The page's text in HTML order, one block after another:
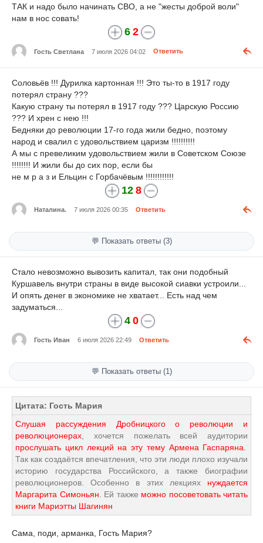
ТАК и надо было начинать СВО, а не "жесты доброй воли"
нам в нос совать!
6 2
Гость Светлана 7 июля 2026 04:02 Ответить
Соловьёв !!! Дурилка картонная !!! Это ты-то в 1917 году
потерял страну ???
Какую страну ты потерял в 1917 году ??? Царскую Россию
??? И хрен с нею !!!
Бедняки до революции 17-го года жили бедно, поэтому
народ и свалил с удовольствием царизм !!!!!!!!!!
А мы с превеликим удовольствием жили в Советском Союзе
!!!!!!!! И жили бы до сих пор, если бы
не м р а з и Ельцин с Горбачёвым !!!!!!!!!!!!
12 8
Наталина. 7 июля 2026 00:35 Ответить
💬 Показать ответы (3)
Стало невозможно вывозить капитал, так они подобный
Куршавель внутри страны в виде высокой сиавки устроили...
И опять денег в экономике не хватает... Есть над чем
задуматься...
4 0
Гость Иван 6 июля 2026 22:49 Ответить
💬 Показать ответы (1)
Цитата: Гость Мария
Слушая рассуждения Дробницкого о революции и
революционерах , хочется пожелать всей аудитории
прослушать цикл лекций на эту тему Армена Гаспаряна.
Так как создаётся впечатления, что эти люди плохо изучали
историю государства Российского, а также биографии
революционеров. Особенно в этих лекциях нуждается
Маргарита Симоньян . Ей также можно посоветовать читать
книги Мариэтты Шагинян
Сама, поди, арманка, Гость Мария?